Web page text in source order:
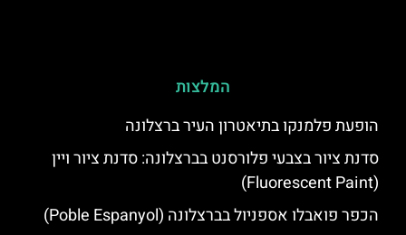
המלצות
הופעת פלמנקו בתיאטרון העיר ברצלונה
סדנת ציור בצבעי פלורסנט בברצלונה: סדנת ציור ויין
(Fluorescent Paint)
הכפר פואבלו אספניול בברצלונה (Poble Espanyol)